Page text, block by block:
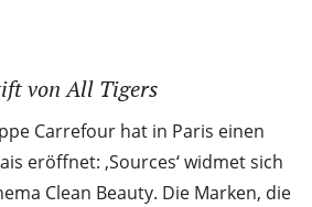
von All Tigers
Carrefour hat in Paris einen
eröffnet: ‚Sources‘ widmet sich
Clean Beauty. Die Marken, die